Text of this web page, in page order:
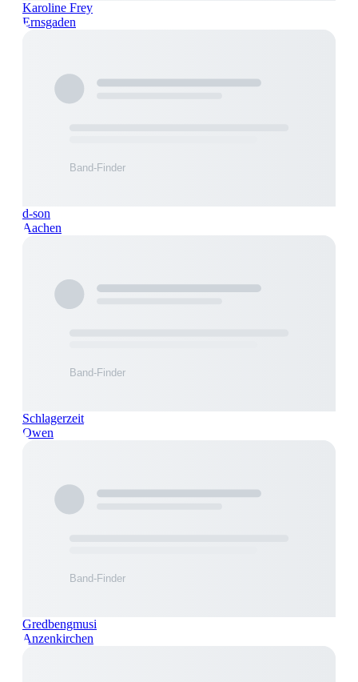
Karoline Frey
Ernsgaden
d-son
Aachen
Schlagerzeit
Owen
Gredbengmusi
Anzenkirchen